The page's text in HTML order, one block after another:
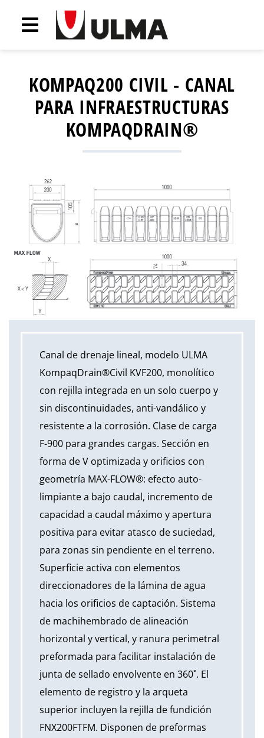
KOMPAQ200 CIVIL - CANAL
PARA INFRAESTRUCTURAS
KOMPAQDRAIN®
Canal de drenaje lineal, modelo ULMA
KompaqDrain®Civil KVF200, monolítico
con rejilla integrada en un solo cuerpo y
sin discontinuidades, anti-vandálico y
resistente a la corrosión. Clase de carga
F-900 para grandes cargas. Sección en
forma de V optimizada y orificios con
geometría MAX-FLOW®: efecto auto-
limpiante a bajo caudal, incremento de
capacidad a caudal máximo y apertura
positiva para evitar atasco de suciedad,
para zonas sin pendiente en el terreno.
Superficie activa con elementos
direccionadores de la lámina de agua
hacia los orificios de captación. Sistema
de machihembrado de alineación
horizontal y vertical, y ranura perimetral
preformada para facilitar instalación de
junta de sellado envolvente en 360˚. El
elemento de registro y la arqueta
superior incluyen la rejilla de fundición
FNX200FTFM. Disponen de preformas